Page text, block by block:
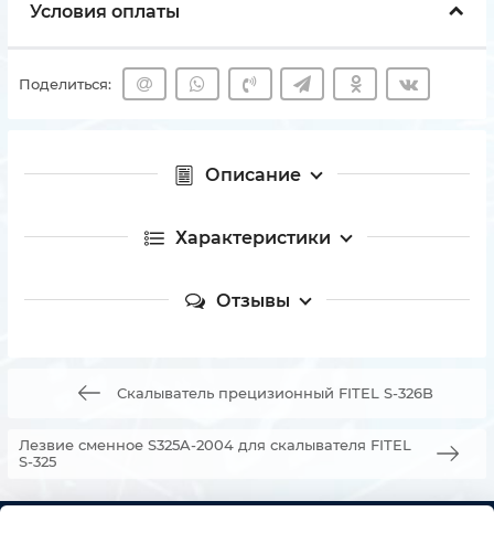
Условия оплаты
Поделиться:
Описание
Характеристики
Отзывы
Скалыватель прецизионный FITEL S-326B
Лезвие сменное S325A-2004 для скалывателя FITEL
S-325